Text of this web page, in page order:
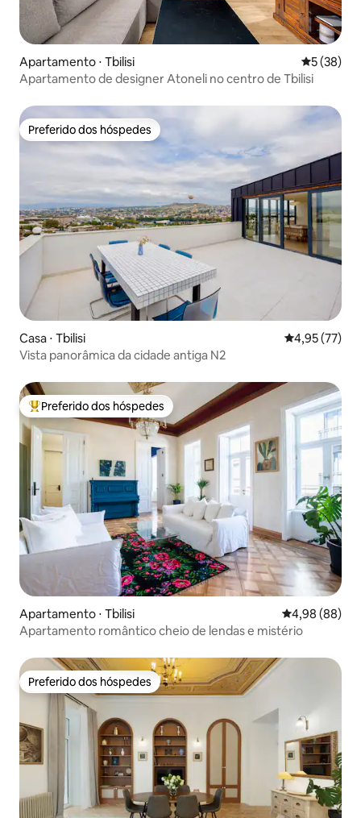
Apartamento ⋅ Tbilisi 5 de uma
5 (38)
Apartamento de designer Atoneli no centro de Tbilisi
Preferido dos hóspedes
Preferido dos hóspedes
Casa ⋅ Tbilisi 4,95 de uma
4,95 (77)
Vista panorâmica da cidade antiga N2
Entre os melhores preferidos dos hóspedes
Preferido dos hóspedes
Apartamento ⋅ Tbilisi 4,98 de uma
4,98 (88)
Apartamento romântico cheio de lendas e mistério
Preferido dos hóspedes
Preferido dos hóspedes